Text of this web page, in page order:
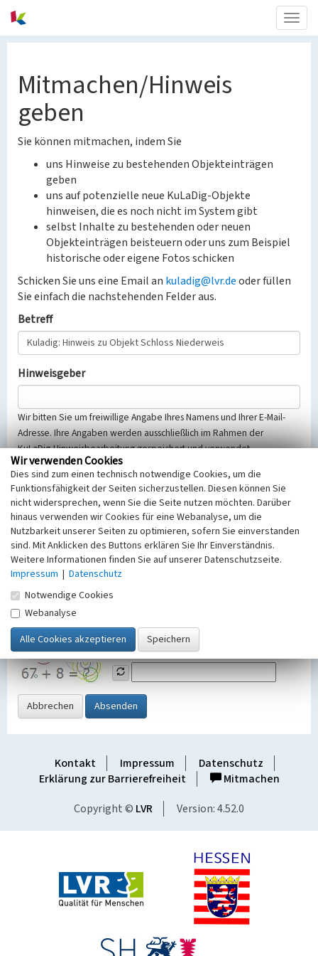
Mitmachen/Hinweis
geben
Sie können mitmachen, indem Sie
uns Hinweise zu bestehenden Objekteinträgen
geben
uns auf potenzielle neue KuLaDig-Objekte
hinweisen, die es noch nicht im System gibt
selbst Inhalte zu bestehenden oder neuen
Objekteinträgen beisteuern oder uns zum Beispiel
historische oder eigene Fotos schicken
Schicken Sie uns eine Email an kuladig@lvr.deoder füllen
Sie einfach die nachstehenden Felder aus.
Betreff
Hinweisgeber
Wir bitten Sie um freiwillige Angabe Ihres Namens und Ihrer E-Mail-
Adresse. Ihre Angaben werden ausschließlich im Rahmen der
KuLaDig-Hinweisbearbeitung gespeichert und verwendet.
Selbstverständlich werden diese entsprechend der Vorschriften des
Telemediengesetzes, des Datenschutzgesetzes NRW und der seit
dem 25.05.2018 gültigen Europäischen Datenschutzgrundverordnung
(EU-DSGVO) vertraulich behandelt, beachten Sie bitte unsere
Hinweise zumDatenschutz
Nachricht
SicherheitsabfrageTragen Sie unten das Rechenergebnis aus der
Grafik ein
Abbrechen Absenden
Kontakt Impressum
Datenschutz
Erklärung zur Barrierefreiheit
Mitmachen
Copyright © LVR Version: 4.52.0
Wir verwenden Cookies
Dies sind zum einen technisch notwendige Cookies, um die
Funktionsfähigkeit der Seiten sicherzustellen. Diesen können Sie
nicht widersprechen, wenn Sie die Seite nutzen möchten. Darüber
hinaus verwenden wir Cookies für eine Webanalyse, um die
Nutzbarkeit unserer Seiten zu optimieren, sofern Sie einverstanden
sind. Mit Anklicken des Buttons erklären Sie Ihr Einverständnis.
Weitere Informationen finden Sie auf unserer Datenschutzseite.
Impressum | Datenschutz
Notwendige Cookies
Webanalyse